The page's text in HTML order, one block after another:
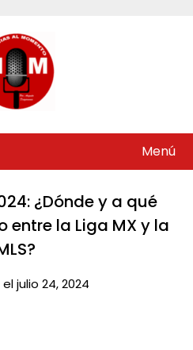
Menú
¿Dónde y a qué
entre la Liga MX y la
julio 24, 2024